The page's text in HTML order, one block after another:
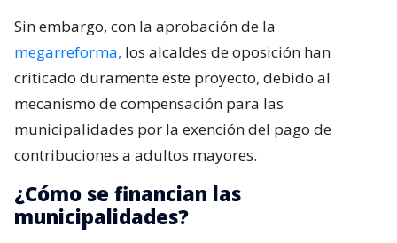
Sin embargo, con la aprobación de la
megarreforma, los alcaldes de oposición han
criticado duramente este proyecto, debido al
mecanismo de compensación para las
municipalidades por la exención del pago de
contribuciones a adultos mayores.
¿Cómo se financian las
municipalidades?